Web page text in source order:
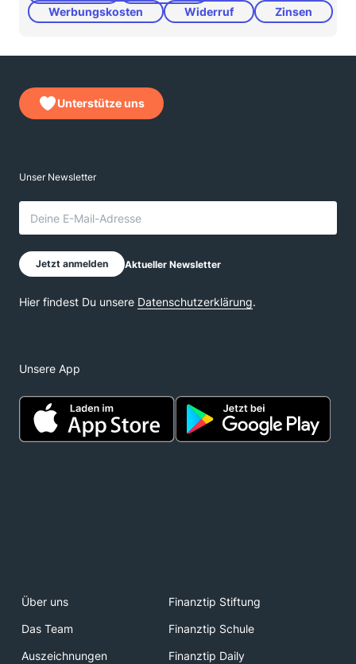
Werbungskosten
Widerruf Zinsen
Unterstütze uns
Unsere App
Über uns
Finanztip Stiftung
Das Team
Finanztip Schule
Auszeichnungen
Finanztip Daily